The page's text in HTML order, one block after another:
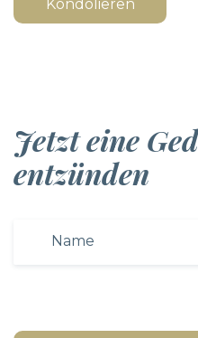
Kondolieren
Jetzt eine
entzünden